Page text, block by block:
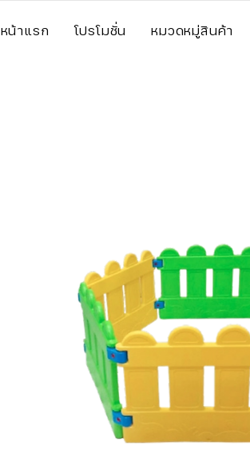
หน้าแรก โปรโมชั่น หมวดหมู่สินค้า